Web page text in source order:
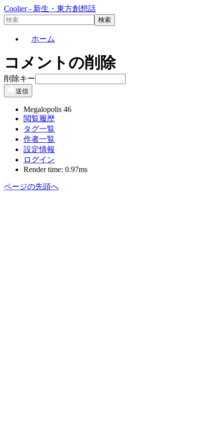
Coolier - 新生・東方創想話
ホーム
コメントの削除
削除キー
送信
Megalopolis 46
閲覧履歴
タグ一覧
作者一覧
設定情報
ログイン
Render time: 0.97ms
ページの先頭へ